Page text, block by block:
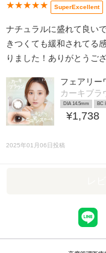
★★★★★ SuperExcellent
ナチュラルに盛れて良い
きつくても緩和されてる
りました！ありがとうご
フェアリー
カーキブラ
DIA 14.5mm BC
¥1,738
2025年01月06日投稿